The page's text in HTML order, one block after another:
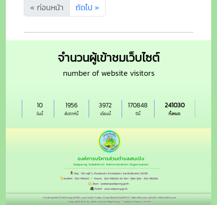
« ก่อนหน้า ถัดไป »
จำนวนผู้เข้าชมเว็บไซต์
number of website visitors
วันนี้
10
สัปดาห์นี้
1956
เดือนนี้
3972
ปีนี้
170848
ทั้งหมด
241030